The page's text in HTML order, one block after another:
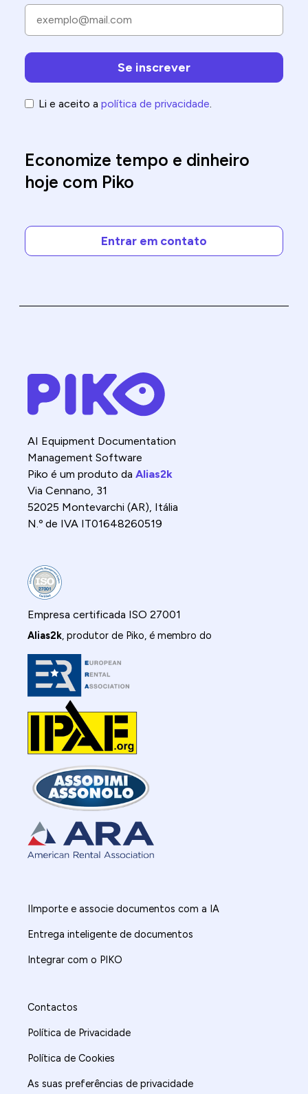
Li e aceito a política de privacidade.
Economize tempo e dinheiro
hoje com Piko
Entrar em contato
AI Equipment Documentation
Management Software
Piko é um produto da Alias2k
Via Cennano, 31
52025 Montevarchi (AR), Itália
N.º de IVA IT01648260519
Empresa certificada ISO 27001
Alias2k, produtor de Piko, é membro do
IImporte e associe documentos com a IA
Entrega inteligente de documentos
Integrar com o PIKO
Contactos
Política de Privacidade
Política de Cookies
As suas preferências de privacidade